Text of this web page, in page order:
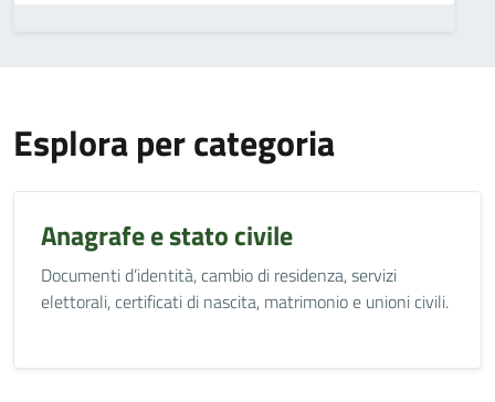
Esplora per categoria
Anagrafe e stato civile
Documenti d’identità, cambio di residenza, servizi
elettorali, certificati di nascita, matrimonio e unioni civili.